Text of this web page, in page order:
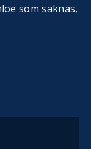
som saknas,